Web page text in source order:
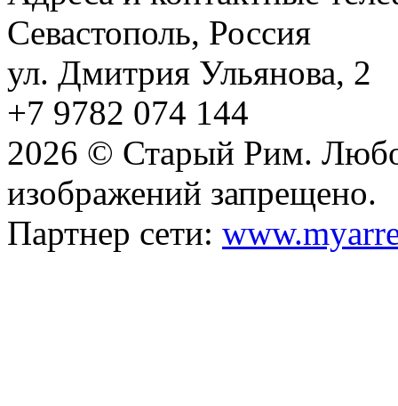
Севастополь, Россия
ул. Дмитрия Ульянова, 2
+7 9782 074 144
2026 © Старый Рим.
изображений запрещено.
Партнер сети: